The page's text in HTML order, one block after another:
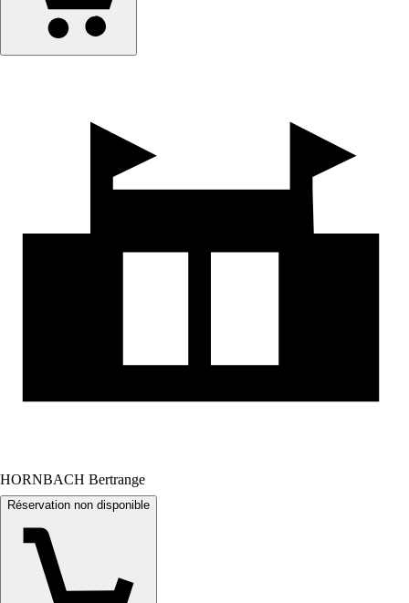
HORNBACH Bertrange
Réservation non disponible